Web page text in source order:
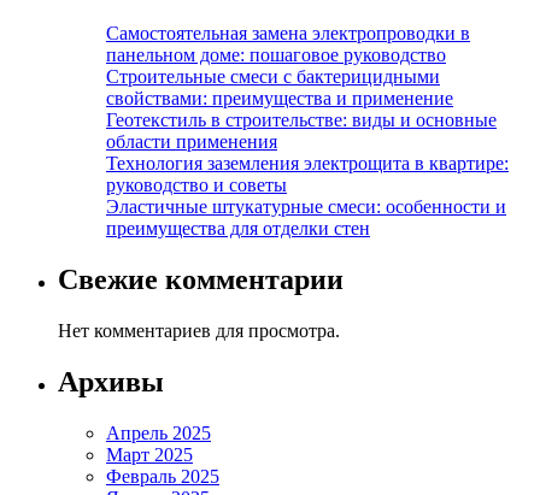
Самостоятельная замена электропроводки в
панельном доме: пошаговое руководство
Строительные смеси с бактерицидными
свойствами: преимущества и применение
Геотекстиль в строительстве: виды и основные
области применения
Технология заземления электрощита в квартире:
руководство и советы
Эластичные штукатурные смеси: особенности и
преимущества для отделки стен
Свежие комментарии
Нет комментариев для просмотра.
Архивы
Апрель 2025
Март 2025
Февраль 2025